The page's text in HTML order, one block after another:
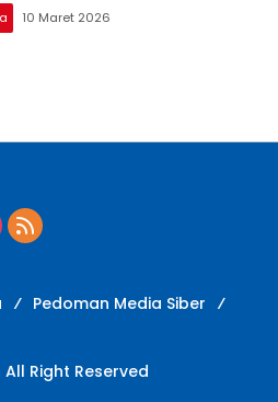
10 Maret 2026
Pedoman Media Siber
Right Reserved